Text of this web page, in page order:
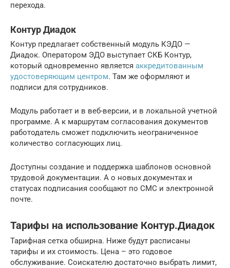
перехода.
Контур Диадок
Контур предлагает собственный модуль КЭДО —
Диадок. Оператором ЭДО выступает СКБ Контур,
который одновременно является аккредитованным
удостоверяющим центром. Там же оформляют и
подписи для сотрудников.
Модуль работает и в веб-версии, и в локальной учетной
программе. А к маршрутам согласования документов
работодатель сможет подключить неограниченное
количество согласующих лиц.
Доступны создание и поддержка шаблонов основной
трудовой документации. А о новых документах и
статусах подписания сообщают по СМС и электронной
почте.
Тарифы на использование Контур.Диадок
Тарифная сетка обширна. Ниже будут расписаны
тарифы и их стоимость. Цена – это годовое
обслуживание. Соискателю достаточно выбрать лимит,